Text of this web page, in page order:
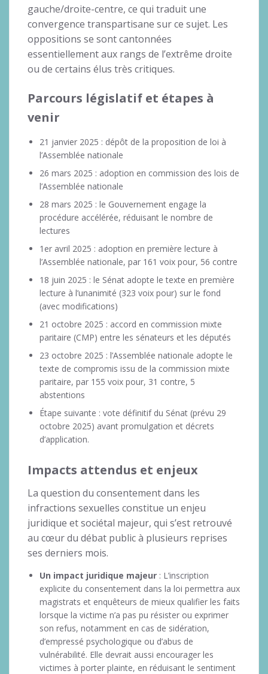
gauche/droite-centre, ce qui traduit une
convergence transpartisane sur ce sujet. Les
oppositions se sont cantonnées
essentiellement aux rangs de l’extrême droite
ou de certains élus très critiques.
Parcours législatif et étapes à
venir
21 janvier 2025 : dépôt de la proposition de loi à
l’Assemblée nationale
26 mars 2025 : adoption en commission des lois de
l’Assemblée nationale
28 mars 2025 : le Gouvernement engage la
procédure accélérée, réduisant le nombre de
lectures
1er avril 2025 : adoption en première lecture à
l’Assemblée nationale, par 161 voix pour, 56 contre
18 juin 2025 : le Sénat adopte le texte en première
lecture à l’unanimité (323 voix pour) sur le fond
(avec modifications)
21 octobre 2025 : accord en commission mixte
paritaire (CMP) entre les sénateurs et les députés
23 octobre 2025 : l’Assemblée nationale adopte le
texte de compromis issu de la commission mixte
paritaire, par 155 voix pour, 31 contre, 5
abstentions
Étape suivante : vote définitif du Sénat (prévu 29
octobre 2025) avant promulgation et décrets
d’application.
Impacts attendus et enjeux
La question du consentement dans les
infractions sexuelles constitue un enjeu
juridique et sociétal majeur, qui s’est retrouvé
au cœur du débat public à plusieurs reprises
ses derniers mois.
Un impact juridique majeur : L’inscription
explicite du consentement dans la loi permettra aux
magistrats et enquêteurs de mieux qualifier les faits
lorsque la victime n’a pas pu résister ou exprimer
son refus, notamment en cas de sidération,
d’empressé psychologique ou d’abus de
vulnérabilité. Elle devrait aussi encourager les
victimes à porter plainte, en réduisant le sentiment